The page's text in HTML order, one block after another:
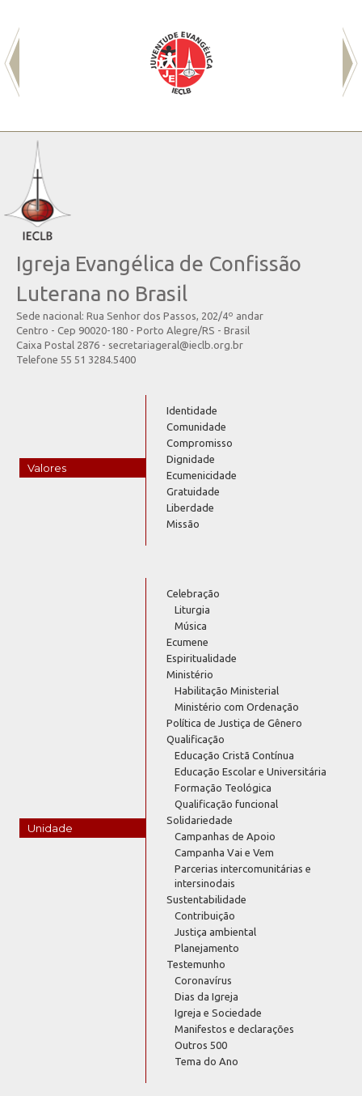
Igreja Evangélica de Confissão
Luterana no Brasil
Sede nacional: Rua Senhor dos Passos, 202/4º andar
Centro - Cep 90020-180 - Porto Alegre/RS - Brasil
Caixa Postal 2876 - secretariageral@ieclb.org.br
Telefone 55 51 3284.5400
Valores
Identidade
Comunidade
Compromisso
Dignidade
Ecumenicidade
Gratuidade
Liberdade
Missão
Unidade
Celebração
Liturgia
Música
Ecumene
Espiritualidade
Ministério
Habilitação Ministerial
Ministério com Ordenação
Política de Justiça de Gênero
Qualificação
Educação Cristã Contínua
Educação Escolar e Universitária
Formação Teológica
Qualificação funcional
Solidariedade
Campanhas de Apoio
Campanha Vai e Vem
Parcerias intercomunitárias e
intersinodais
Sustentabilidade
Contribuição
Justiça ambiental
Planejamento
Testemunho
Coronavírus
Dias da Igreja
Igreja e Sociedade
Manifestos e declarações
Outros 500
Tema do Ano